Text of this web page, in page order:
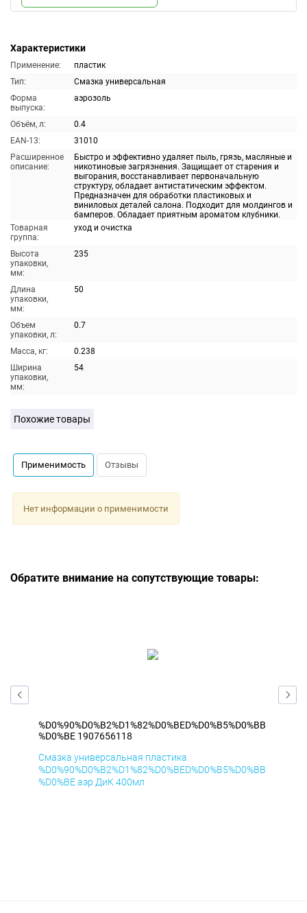
Характеристики
Применение:
пластик
Тип:
Смазка универсальная
Форма
выпуска:
аэрозоль
Объём, л:
0.4
EAN-13:
31010
Расширенное
описание:
Быстро и эффективно удаляет пыль, грязь, масляные и
никотиновые загрязнения. Защищает от старения и
выгорания, восстанавливает первоначальную
структуру, обладает антистатическим эффектом.
Предназначен для обработки пластиковых и
виниловых деталей салона. Подходит для молдингов и
бамперов. Обладает приятным ароматом клубники.
Товарная
группа:
уход и очистка
Высота
упаковки,
мм:
235
Длина
упаковки,
мм:
50
Объем
упаковки, л:
0.7
Масса, кг:
0.238
Ширина
упаковки,
мм:
54
Похожие товары
Применимость Отзывы
Нет информации о применимости
Обратите внимание на сопутствующие товары:
%D0%90%D0%B2%D1%82%D0%BED%D0%B5%D0%BB
%D0%BE 1907656118
Смазка универсальная пластика
%D0%90%D0%B2%D1%82%D0%BED%D0%B5%D0%BB
%D0%BE аэр ДиК 400мл